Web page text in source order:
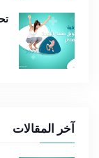
آخر المقالات